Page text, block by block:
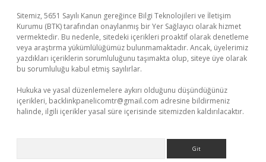
Sitemiz, 5651 Sayılı Kanun gereğince Bilgi Teknolojileri ve İletişim
Kurumu (BTK) tarafından onaylanmış bir Yer Sağlayıcı olarak hizmet
vermektedir. Bu nedenle, sitedeki içerikleri proaktif olarak denetleme
veya araştırma yükümlülüğümüz bulunmamaktadır. Ancak, üyelerimiz
yazdıkları içeriklerin sorumluluğunu taşımakta olup, siteye üye olarak
bu sorumluluğu kabul etmiş sayılırlar.
Hukuka ve yasal düzenlemelere aykırı olduğunu düşündüğünüz
içerikleri, backlinkpanelicomtr@gmail.com adresine bildirmeniz
halinde, ilgili içerikler yasal süre içerisinde sitemizden kaldırılacaktır.